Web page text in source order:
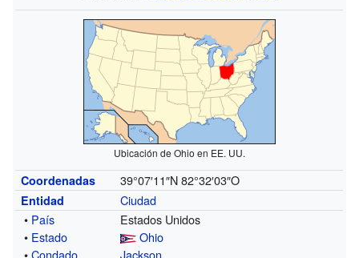
Ubicación de Ohio en EE. UU.
Coordenadas 39°07′11″N 82°32′03″O
Entidad
Ciudad
• País
Estados Unidos
• Estado
Ohio
•Condado Jackson